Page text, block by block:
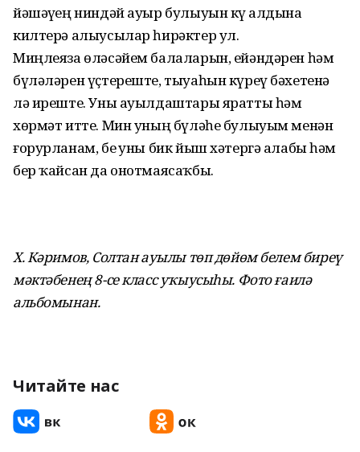
йәшәүҙең ниндәй ауыр булыуын күҙ алдына
килтерә алыусылар һирәктер ул.
Миңлеяза өләсәйем балаларын, ейәндәрен һәм
бүләләрен үҫтереште, тыуаһын күреү бәхетенә
лә иреште. Уны ауылдаштары яратты һәм
хөрмәт итте. Мин уның бүләһе булыуым менән
ғорурланам, беҙ уны бик йыш хәтергә алабыҙ һәм
бер ҡайсан да онотмаясаҡбыҙ.
Х. Кәримов, Солтан ауылы төп дөйөм белем биреү
мәктәбенең 8-се класс уҡыусыһы. Фото ғаилә
альбомынан.
Читайте нас